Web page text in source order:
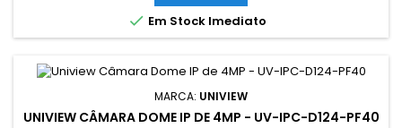
 Em Stock Imediato
MARCA: UNIVIEW
UNIVIEW CÂMARA DOME IP DE 4MP - UV-IPC-D124-PF40